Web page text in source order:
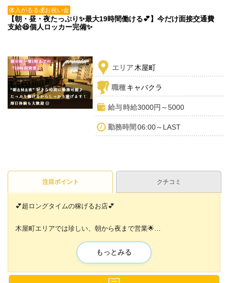
体入がるる💰お祝い金
【朝・昼・夜たっぷり✨最大19時間働ける💕】今だけ面接交通費
支給😆個人ロッカー完備✨
エリア木屋町
職種キャバクラ
給与時給3000円～5000
勤務時間 06:00～LAST
注目ポイント クチコミ
💕超ロングタイムの稼げるお店💕
木屋町エリアでは珍しい、朝から夜まで営業🌟
可愛いドレスもたくさんご用意✨✨
『すぐに働きたいけど金欠でドレスが買えない💦』
もっとみる